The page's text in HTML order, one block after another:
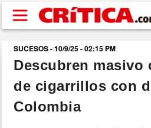
Pasar al contenido principal
buscar
SUCESOS
SUCESOS - 10/9/25 - 02:15 PM
Descubren masivo
de cigarrillos con
Colombia